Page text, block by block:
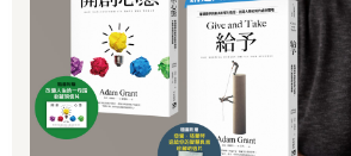
中被提出來，它就永遠和提出它的人連在
時刻，最好不要把你的創意或想法隨便告
2.避免在會議前後抱怨
許多人喜歡抱怨會議的計畫或安排，其實
還很容易被別人聽到，給你貼上「不滿現